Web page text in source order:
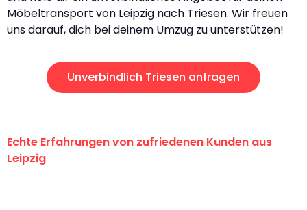
Möbeltransport von Leipzig nach Triesen. Wir freuen
uns darauf, dich bei deinem Umzug zu unterstützen!
Unverbindlich Triesen anfragen
Echte Erfahrungen von zufriedenen Kunden aus
Leipzig